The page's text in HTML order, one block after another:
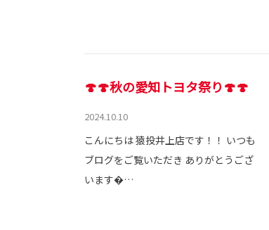
🍄🍄秋の愛知トヨタ祭り🍄🍄
2024.10.10
こんにちは 猿投井上店です！！ いつも
ブログをご覧いただき ありがとうござ
います…